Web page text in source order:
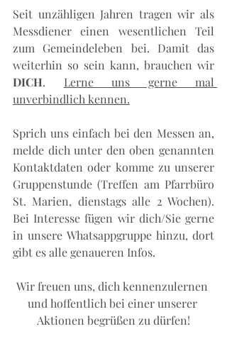
Seit unzähligen Jahren tragen wir als
Messdiener einen wesentlichen Teil
zum Gemeindeleben bei. Damit das
DICH. Lerne uns gerne mal
unverbindlich kennen.
Sprich uns einfach bei den Messen an,
melde dich unter den oben genannten
Kontaktdaten oder komme zu unserer
Gruppenstunde (Treffen am Pfarrbüro
St. Marien, dienstags alle 2 Wochen).
Bei Interesse fügen wir dich/Sie gerne
in unsere Whatsappgruppe hinzu, dort
gibt es alle genaueren Infos.
Wir freuen uns, dich kennenzulernen
und hoffentlich bei einer unserer
Aktionen begrüßen zu dürfen!